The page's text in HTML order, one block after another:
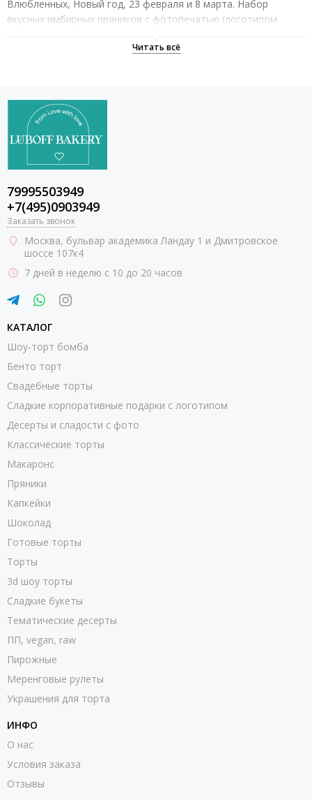
Влюбленных, Новый год, 23 февраля и 8 марта. Набор
вкусных имбирных пряников с фотопечатью (логотипом
презентом коллегам, начальнику. Даже небольшой,
Настоящие сладкоежки обязательно оценят:
натуральный необычный вкус сладостей;
оформление пряников с фотопечатью, изготовленных на
заказ в Москве.
Цена пряников с фотопечатью тоже приятно удивит, ведь не
всегда можно купить качественное кондитерское изделие с
фотопечатью или с надписью недорого. С ценами и
страницах каталога нашей кондитерской.
79995503949
+7(495)0903949
Заказать звонок
Москва, бульвар академика Ландау 1 и Дмитровское
шоссе 107к4
7 дней в неделю с 10 до 20 часов
КАТАЛОГ
Шоу-торт бомба
Бенто торт
Свадебные торты
Сладкие корпоративные подарки с логотипом
Десерты и сладости с фото
Классические торты
Макаронс
Пряники
Капкейки
Шоколад
Готовые торты
Торты
3d шоу торты
Сладкие букеты
Тематические десерты
ПП, vegan, raw
Пирожные
Меренговые рулеты
Украшения для торта
ИНФО
О нас
Условия заказа
Отзывы